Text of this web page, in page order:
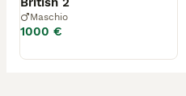
Maschio
1000 €